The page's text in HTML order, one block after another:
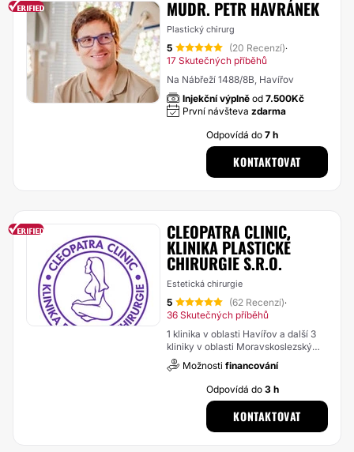
MUDR. PETR HAVRÁNEK
Plastický chirurg
5 (20 Recenzí)·
17 Skutečných příběhů
Na Nábřeží 1488/8B, Havířov
Injekční výplně od 7.500Kč
První návšteva zdarma
Odpovídá do7 h
KONTAKTOVAT
CLEOPATRA CLINIC,
KLINIKA PLASTICKÉ
CHIRURGIE S.R.O.
Estetická chirurgie
5 (62 Recenzí)·
36 Skutečných příběhů
1 klinika v oblasti Havířov a další 3
kliniky v oblasti Moravskoslezský
kraj
Možnosti financování
Odpovídá do3 h
KONTAKTOVAT